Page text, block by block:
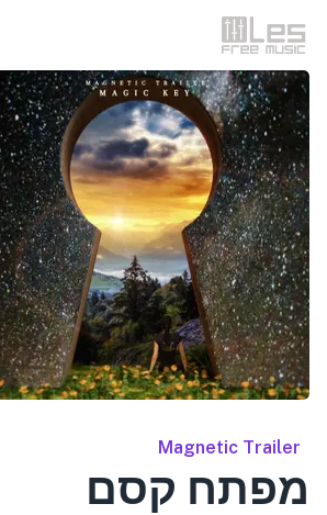
Magnetic Trailer
מפתח קסם